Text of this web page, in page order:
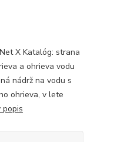
X Katalóg: strana
a ohrieva vodu
nádrž na vodu s
ohrieva, v lete
popis